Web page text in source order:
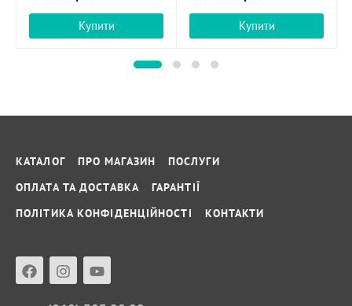
Купити Купити
КАТАЛОГ ПРО МАГАЗИН
ПОСЛУГИ
ОПЛАТА ТА ДОСТАВКА
ГАРАНТІЇ
ПОЛІТИКА КОНФІДЕНЦІЙНОСТІ
КОНТАКТИ